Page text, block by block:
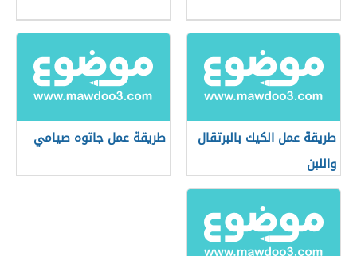
طريقة عمل الكيك بالبرتقال
واللبن
طريقة عمل جاتوه صيامي